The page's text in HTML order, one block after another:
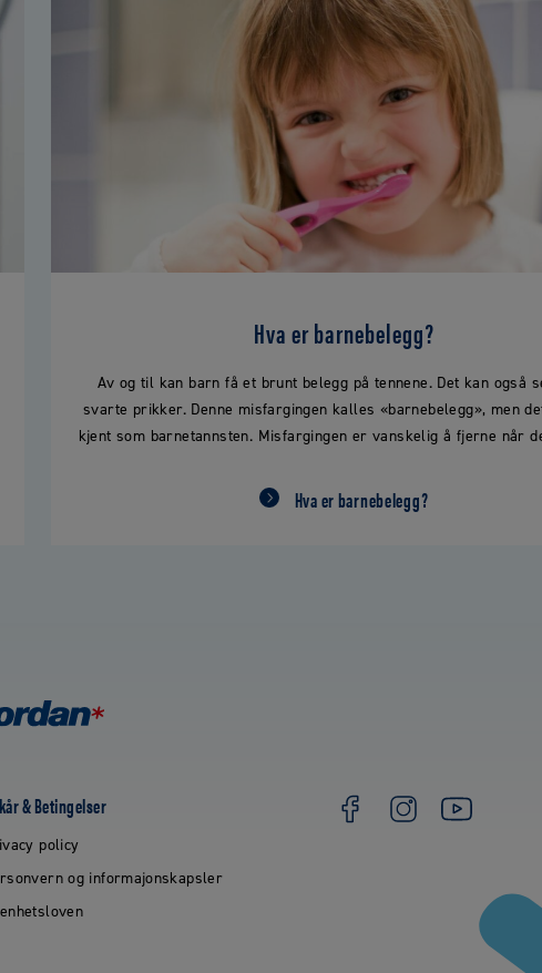
Hva er barnebelegg?
Av og til kan barn få et brunt belegg på tennene. Det kan også
svarte prikker. Denne misfargingen kalles «barnebelegg», men
kjent som barnetannsten. Misfargingen er vanskelig å fjerne når
Hva er barnebelegg?
& Betingelser
policy
og informajonskapsler